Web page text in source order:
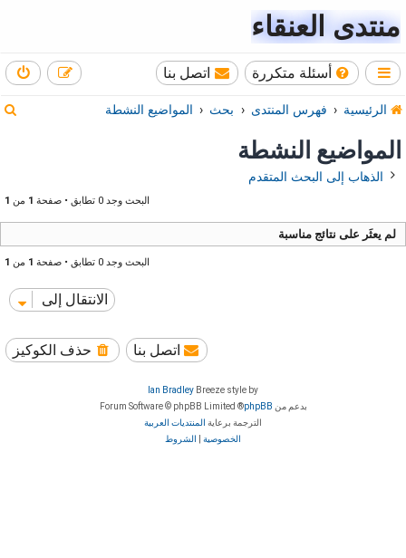
منتدى العنقاء
أسئلة متكررة اتصل بنا
الرئيسية فهرس المنتدى بحث المواضيع النشطة
المواضيع النشطة
الذهاب إلى البحث المتقدم
البحث وجد 0 تطابق • صفحة 1 من 1
لم يعثَر على نتائج مناسبة
البحث وجد 0 تطابق • صفحة 1 من 1
الانتقال إلى
حذف الكوكيز اتصل بنا
Breeze style by
Ian Bradley
بدعم من phpBB
® Forum Software © phpBB Limited
الترجمة برعاية المنتديات العربية
الخصوصية
الشروط